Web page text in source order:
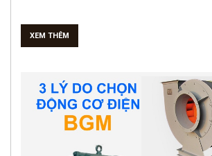
XEM THÊM